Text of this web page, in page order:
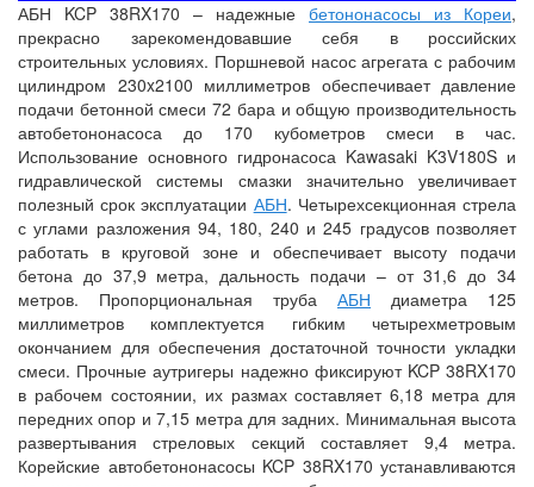
АБН KCP 38RX170 – надежные бетононасосы из Кореи,
прекрасно зарекомендовавшие себя в российских
строительных условиях. Поршневой насос агрегата с рабочим
цилиндром 230x2100 миллиметров обеспечивает давление
подачи бетонной смеси 72 бара и общую производительность
автобетононасоса до 170 кубометров смеси в час.
Использование основного гидронасоса Kawasaki K3V180S и
гидравлической системы смазки значительно увеличивает
полезный срок эксплуатации АБН. Четырехсекционная стрела
с углами разложения 94, 180, 240 и 245 градусов позволяет
работать в круговой зоне и обеспечивает высоту подачи
бетона до 37,9 метра, дальность подачи – от 31,6 до 34
метров. Пропорциональная труба АБН диаметра 125
миллиметров комплектуется гибким четырехметровым
окончанием для обеспечения достаточной точности укладки
смеси. Прочные аутригеры надежно фиксируют KCP 38RX170
в рабочем состоянии, их размах составляет 6,18 метра для
передних опор и 7,15 метра для задних. Минимальная высота
развертывания стреловых секций составляет 9,4 метра.
Корейские автобетононасосы KCP 38RX170 устанавливаются